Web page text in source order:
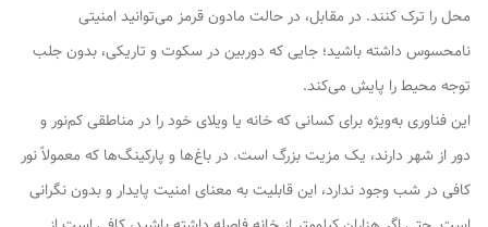
محل را ترک کنند. در مقابل، در حالت مادون قرمز می‌توانید امنیتی
نامحسوس داشته باشید؛ جایی که دوربین در سکوت و تاریکی، بدون جلب
توجه محیط را پایش می‌کند.
این فناوری به‌ویژه برای کسانی که خانه یا ویلای خود را در مناطقی کم‌نور و
دور از شهر دارند، یک مزیت بزرگ است. در باغ‌ها و پارکینگ‌ها که معمولاً نور
کافی در شب وجود ندارد، این قابلیت به معنای امنیت پایدار و بدون نگرانی